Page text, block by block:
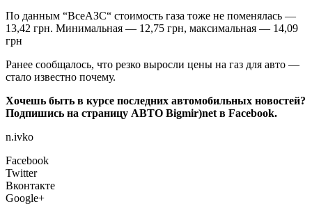
По данным “ВсеАЗС“ стоимость газа тоже не поменялась —
13,42 грн. Минимальная — 12,75 грн, максимальная — 14,09
грн
Ранее сообщалось, что резко выросли цены на газ для авто —
стало известно почему.
Хочешь быть в курсе последних автомобильных новостей?
Подпишись на страницу АВТО Bigmir)net в Facebook.
n.ivko
Facebook
Twitter
Вконтакте
Google+